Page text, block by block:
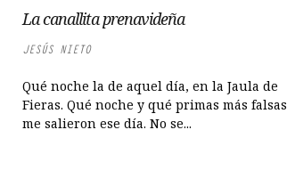
La canallita prenavideña
JESÚS NIETO
Qué noche la de aquel día, en la Jaula de
Fieras. Qué noche y qué primas más falsas
me salieron ese día. No se...